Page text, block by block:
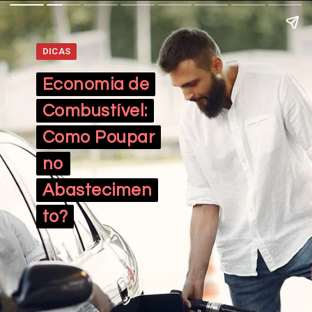
Economia de
Combustível:
Como Poupar
no
Abastecimen
to?
Economia de
Combustível:
Como Poupar
no
Abastecimen
to?
DICAS
DICAS